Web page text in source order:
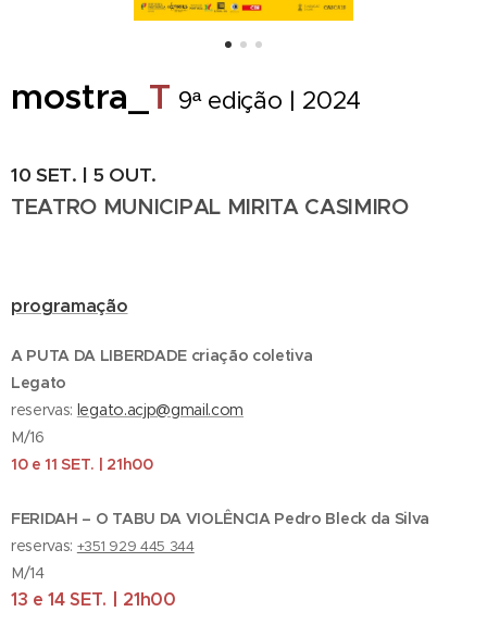
mostra_ T 9ª edição | 2024
10 SET. | 5 OUT.
TEATRO MUNICIPAL MIRITA CASIMIRO
programação
A PUTA DA LIBERDADE criação coletiva
Legato
reservas: legato.acjp@gmail.com
M/16
10 e 11 SET. | 21h00
FERIDAH – O TABU DA VIOLÊNCIA Pedro Bleck da Silva
reservas: +351 929 445 344
M/14
13 e 14 SET. | 21h00